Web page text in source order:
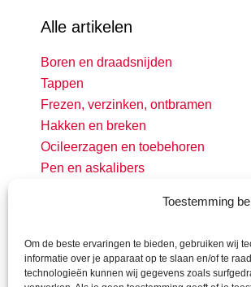
Toestemming
Om de beste ervaringen te bieden, gebruiken wij
informatie over je apparaat op te slaan en/of te
technologieën kunnen wij gegevens zoals
Alle artikelen
Boren en draadsnijden
Tappen
Frezen, verzinken, ontbramen
Hakken en breken
Ocileerzagen en toebehoren
Pen en askalibers